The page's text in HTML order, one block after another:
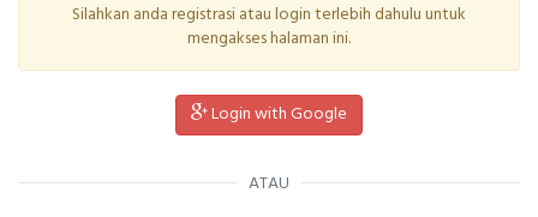
Silahkan anda registrasi atau login terlebih dahulu untuk
mengakses halaman ini.
Login with Google
ATAU